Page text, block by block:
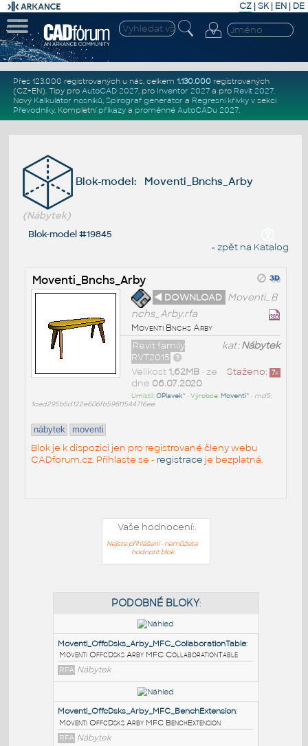
CZ | SK| EN | DE
Přes 123.000 registrovaných u nás, celkem 1.130.000registrovaných
(CZ+EN). Tipy pro AutoCAD 2027, pro Inventor 2027a pro Revit 2027.
Nový Kalkulátor nosníků, Spirograf generátor a Regresní křivkyv sekci
Převodníky. Kompletní příkazya proměnné AutoCADu 2027.
Blok-model: Moventi_Bnchs_Arby
(Nábytek)
Blok-model #19845
« zpět na Katalog
Moventi_Bnchs_Arby
◄ DOWNLOAD Moventi_B
nchs_Arby.rfa
Moventi Bnchs Arby
kat:Nábytek
Revit family
RVT2015
Staženo: 7x
Velikost 1,62MB• ze
dne 06.07.2020
Umístil:OPlavek^ • Výrobce: Moventi^ • md5:
1ced295b5d122e606fb59611544716ee
nábytek moventi
Blok je k dispozici jen pro registrované členy webu
CADforum.cz. Přihlaste se - registrace je bezplatná.
Vaše hodnocení:
Nejste přihlášeni - nemůžete
hodnotit blok
PODOBNÉ BLOKY: